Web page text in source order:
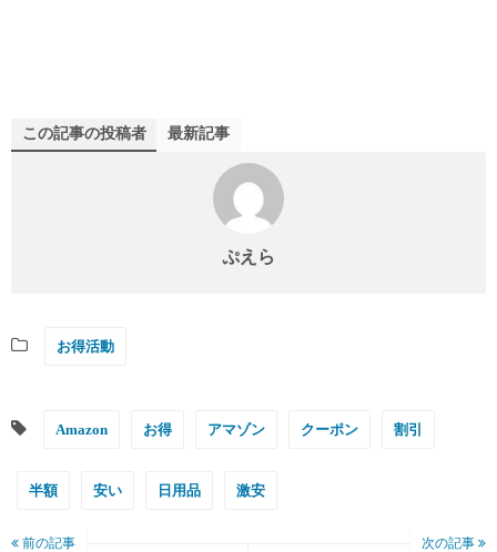
この記事の投稿者 最新記事
ぷえら
お得活動
Amazon お得 アマゾン クーポン 割引
半額 安い 日用品 激安
前の記事 次の記事